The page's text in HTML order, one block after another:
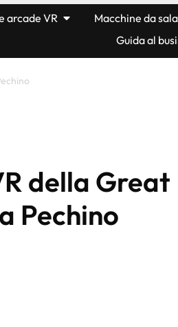
arcade VR Macchine da
Guida al
della Great
Pechino